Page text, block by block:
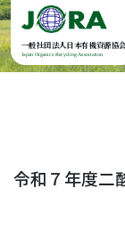
Skip to content
一般社団法人日本有機資源協会
Japan Organics Recycling Association
令和７ 年度二